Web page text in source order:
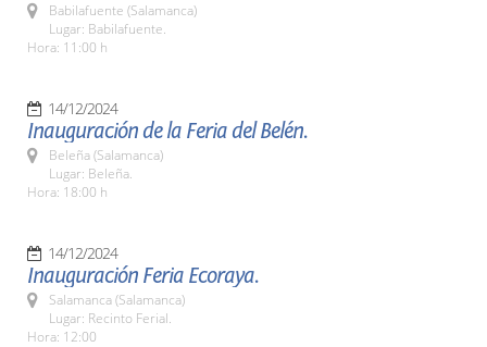
Babilafuente (Salamanca)
Lugar: Babilafuente.
Hora: 11:00 h
14/12/2024
Inauguración de la Feria del Belén.
Beleña (Salamanca)
Lugar: Beleña.
Hora: 18:00 h
14/12/2024
Inauguración Feria Ecoraya.
Salamanca (Salamanca)
Lugar: Recinto Ferial.
Hora: 12:00